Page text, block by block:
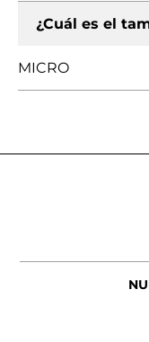
¿Cuál es el
MICRO